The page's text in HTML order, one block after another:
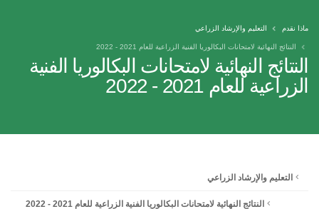
النتائج النهائية لامتحانات البكالوريا الفنية
الزراعية للعام 2021 - 2022
ماذا نقدم التعليم والإرشاد الزراعي
النتائج النهائية لامتحانات البكالوريا الفنية الزراعية للعام 2021 - 2022
التعليم والإرشاد الزراعي
النتائج النهائية لامتحانات البكالوريا الفنية الزراعية للعام 2021 - 2022